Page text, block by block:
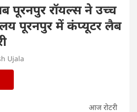
पूरनपुर रॉयल्स ने उच्च
पूरनपुर में कंप्यूटर लैब
Ujala
आज रोटरी